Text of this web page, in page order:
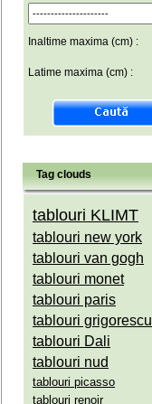
Inaltime maxima (cm) :
Latime maxima (cm) :
Tag clouds
tablouri KLIMT
tablouri new york
tablouri van gogh
tablouri monet
tablouri paris
tablouri grigorescu
tablouri Dali
tablouri nud
tablouri picasso
tablouri renoir